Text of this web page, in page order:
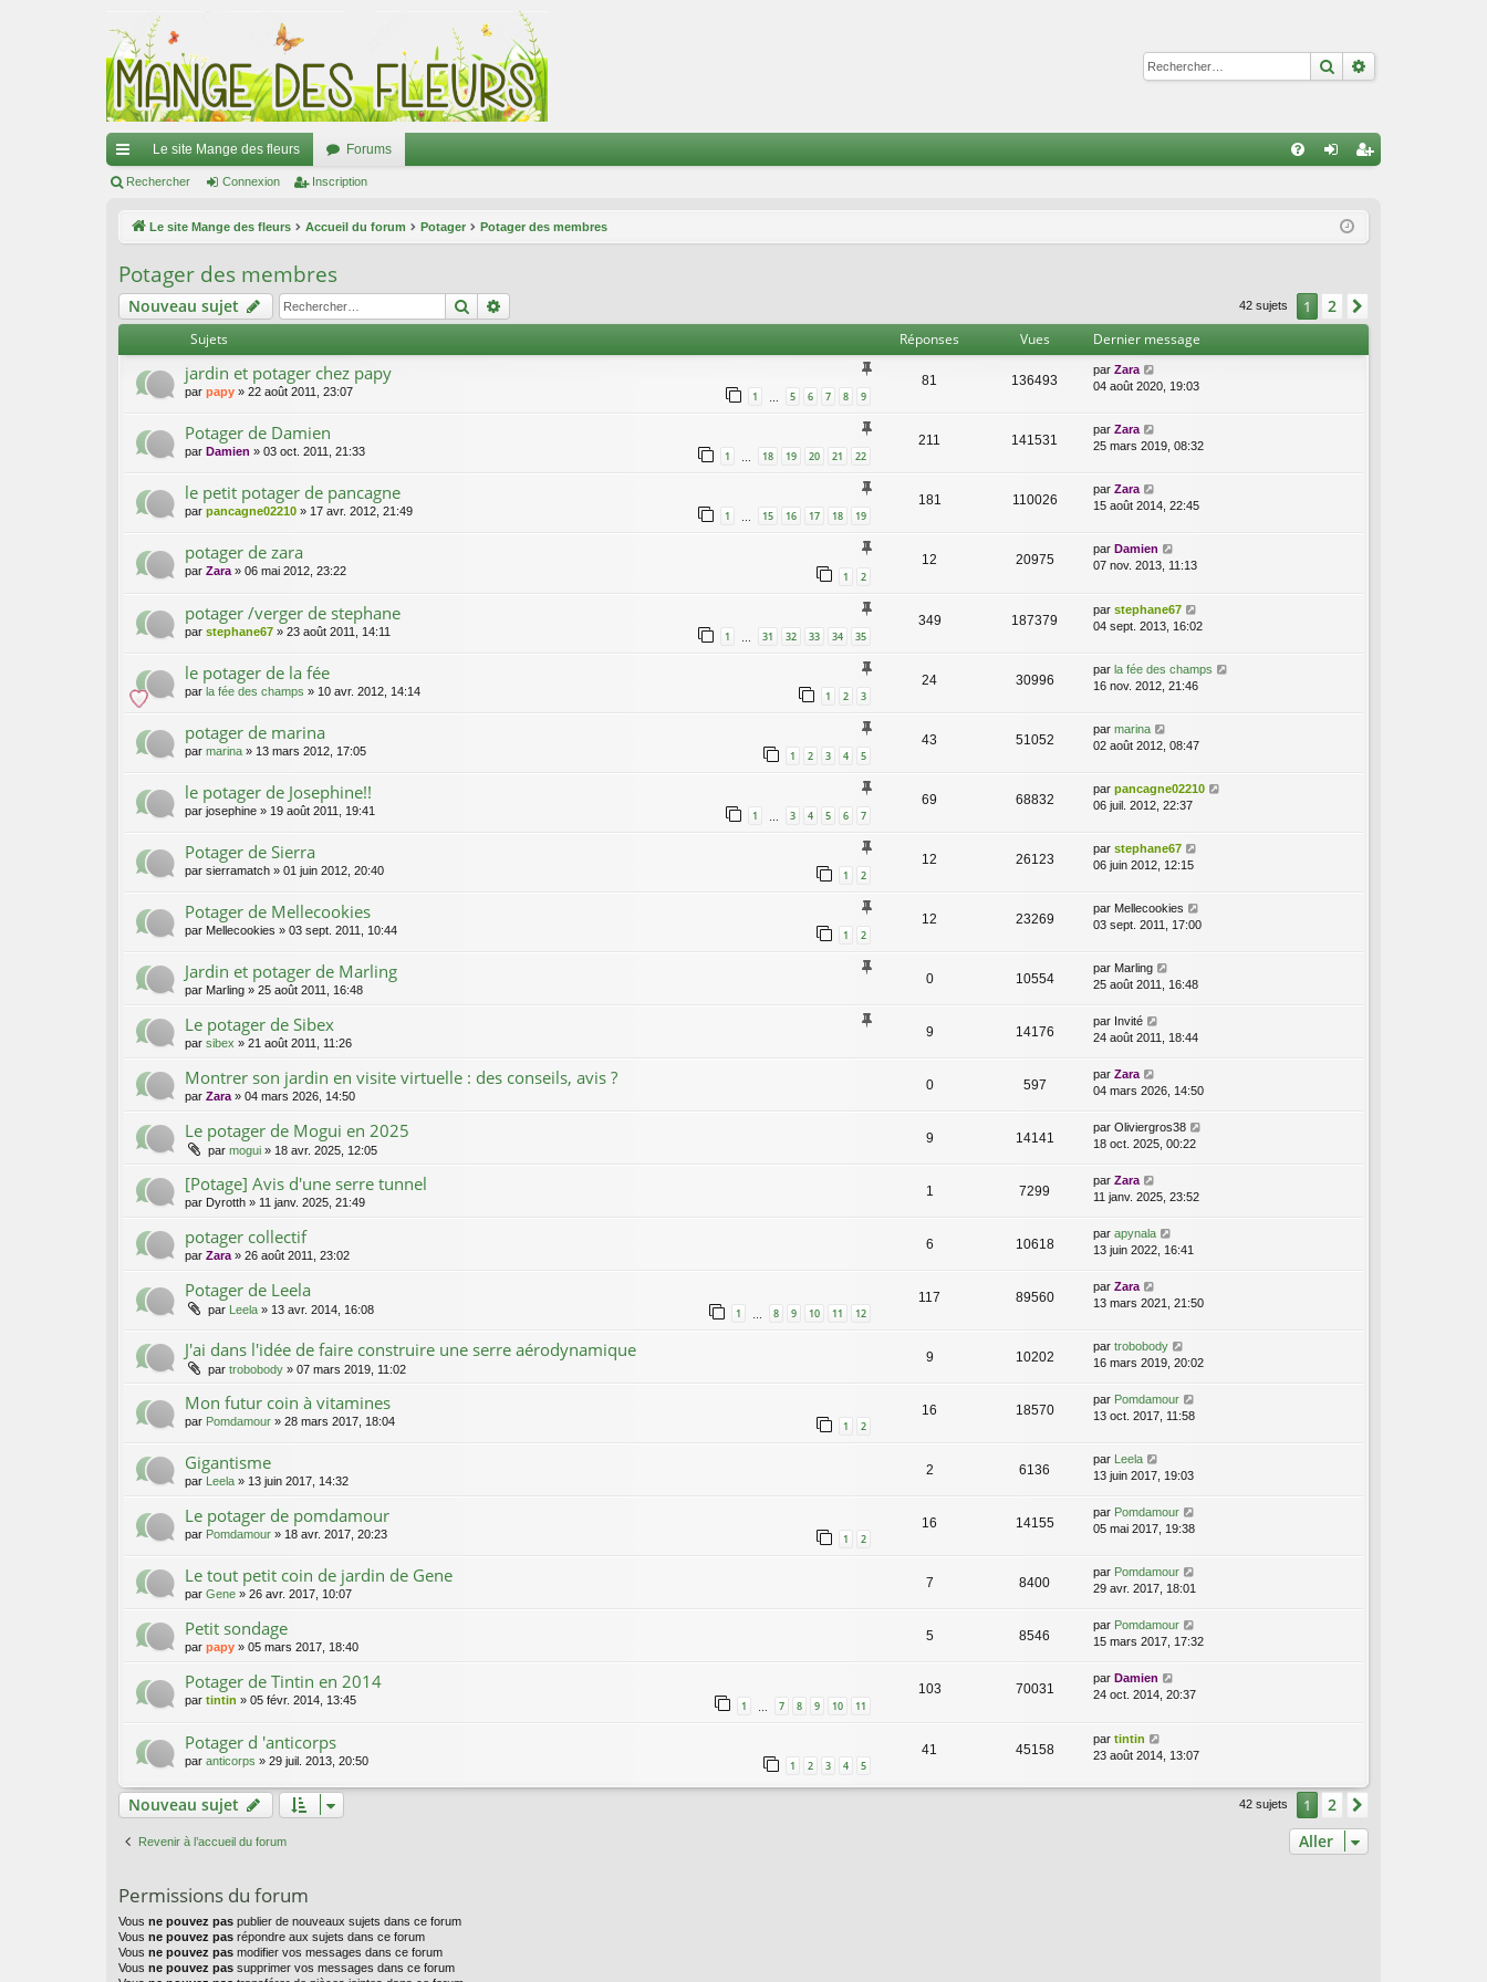
Rechercher
ac
ci
s
Le site Mange des fleurs Forums
cri
Rechercher Connexion Inscription
Le site Mange des fleurs Accueil du forum Potager Potager des membres
Potager des membres
Nouveau sujet Rechercher 42 sujets 1 2
Sujets Réponses Vues Dernier message
jardin et potager chez papy
par papy » 22 août 2011, 23:07 1 … 5 6 7 8 9
81 136493
par Zara
04 août 2020, 19:03
Potager de Damien
par Damien » 03 oct. 2011, 21:33 1 … 18 19 20 21 22
211 141531
par Zara
25 mars 2019, 08:32
le petit potager de pancagne
par pancagne02210 » 17 avr. 2012, 21:49 1 … 15 16 17 18 19
181 110026
par Zara
15 août 2014, 22:45
potager de zara
par Zara» 06 mai 2012, 23:22 1 2
12 20975
par Damien
07 nov. 2013, 11:13
potager /verger de stephane
par stephane67 » 23 août 2011, 14:11 1 31 32 33 34 35
349 187379
par stephane67
04 sept. 2013, 16:02
le potager de la fée
par la fée des champs » 10 avr. 2012, 14:14 1 2 3
24 30996
par la fée des champs
16 nov. 2012, 21:46
potager de marina
par marina » 13 mars 2012, 17:05 1 2 3 4 5
43 51052
par marina
02 août 2012, 08:47
le potager de Josephine!!
par josephine » 19 août 2011, 19:41 1 3 4 5 6 7
69 68832
par pancagne02210
06 juil. 2012, 22:37
Potager de Sierra
par sierramatch » 01 juin 2012, 20:40 1 2
12 26123
par stephane67
06 juin 2012, 12:15
Potager de Mellecookies
par Mellecookies » 03 sept. 2011, 10:44 1 2
12 23269
par Mellecookies
03 sept. 2011, 17:00
Jardin et potager de Marling
par Marling » 25 août 2011, 16:48
0 10554
par Marling
25 août 2011, 16:48
Le potager de Sibex
par sibex » 21 août 2011, 11:26
9 14176
par Invité
24 août 2011, 18:44
Montrer son jardin en visite virtuelle : des conseils, avis ?
par Zara » 04 mars 2026, 14:50
0 597
par Zara
04 mars 2026, 14:50
Le potager de Mogui en 2025
par mogui » 18 avr. 2025, 12:05
9 14141
par Oliviergros38
18 oct. 2025, 00:22
[Potage] Avis d'une serre tunnel
par Dyrotth » 11 janv. 2025, 21:49
1 7299
par Zara
11 janv. 2025, 23:52
potager collectif
par Zara » 26 août 2011, 23:02
6 10618
par apynala
13 juin 2022, 16:41
Potager de Leela
par Leela » 13 avr. 2014, 16:08 1 … 8 9 10 11 12
117 89560
par Zara
13 mars 2021, 21:50
J'ai dans l'idée de faire construire une serre aérodynamique
par trobobody » 07 mars 2019, 11:02
9 10202
par trobobody
16 mars 2019, 20:02
Mon futur coin à vitamines
par Pomdamour » 28 mars 2017, 18:04 1 2
16 18570
par Pomdamour
13 oct. 2017, 11:58
Gigantisme
par Leela » 13 juin 2017, 14:32
2 6136
par
Leela
13 juin 2017, 19:03
Le potager de pomdamour
par Pomdamour » 18 avr. 2017, 20:23 1 2
16 14155
par Pomdamour
05 mai 2017, 19:38
Le tout petit coin de jardin de Gene
par Gene » 26 avr. 2017, 10:07
7 8400
par Pomdamour
29 avr. 2017, 18:01
Petit sondage
par papy » 05 mars 2017, 18:40
5 8546
par Pomdamour
15 mars 2017, 17:32
Potager de Tintin en 2014
par tintin » 05 févr. 2014, 13:45 1 7 8 9 10 11
103 70031
par Damien
24 oct. 2014, 20:37
Potager d 'anticorps
par anticorps » 29 juil. 2013, 20:50 1 2 3 4 5
41 45158
par tintin
23 août 2014, 13:07
Nouveau sujet 42 sujets 1 2
Revenir à l’accueil du forum Aller
Permissions du forum
Vous ne pouvez pas publier de nouveaux sujets dans ce forum
Vous ne pouvez pas répondre aux sujets dans ce forum
Vous ne pouvez pas modifier vos messages dans ce forum
Vous ne pouvez pas supprimer vos messages dans ce forum